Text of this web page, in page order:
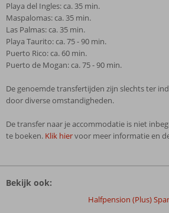
Playa del Ingles: ca. 35 min.
Maspalomas: ca. 35 min.
Las Palmas: ca. 35 min.
Playa Taurito: ca. 75 - 90 min.
Puerto Rico: ca. 60 min.
Puerto de Mogan: ca. 75 - 90 min.
De genoemde transfertijden zijn slechts ter
door diverse omstandigheden.
De transfer naar je accommodatie is niet
te boeken. Klik hiervoor meer informatie en
zijn
Bekijk ook:
Halfpension (Plus)